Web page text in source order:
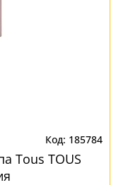
185784
Tous TOUS